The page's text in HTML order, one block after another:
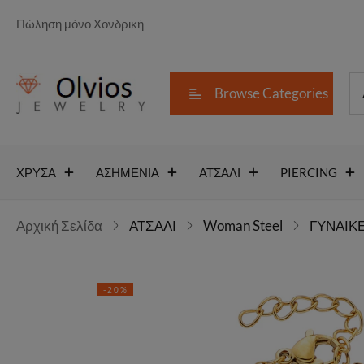
Πώληση μόνο Χονδρική
Browse Categories
ΧΡΥΣΑ ΑΣΗΜΕΝΙΑ ΑΤΣΑΛΙ PIERCING
Αρχική Σελίδα ΑΤΣΑΛΙ Woman Steel
-20%